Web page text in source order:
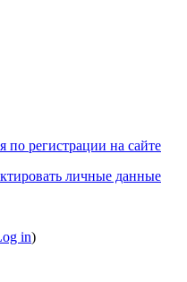
по регистрации на сайте
личные данные
in)